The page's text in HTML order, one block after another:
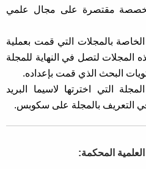
مقتصرة على مجال علمي
بالمجلات التي قمت بعملية
المجلات لتصل في النهاية للمجلة
البحث الذي قمت بإعداده.
التي اخترتها لاسيما البريد
في التعريف بالمجلة على سكوبس.
المحكمة: